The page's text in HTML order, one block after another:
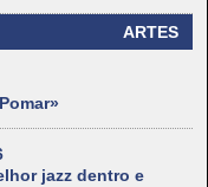
ARTES
jazz dentro e